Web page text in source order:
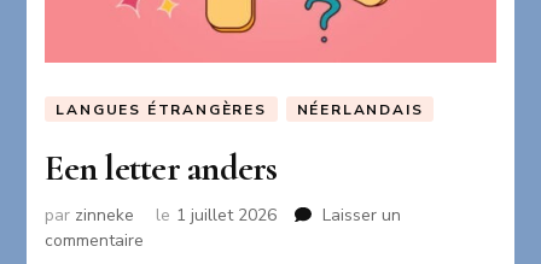
LANGUES ÉTRANGÈRES NÉERLANDAIS
Een letter anders
par zinneke le 1 juillet 2026
Laisser un
commentaire